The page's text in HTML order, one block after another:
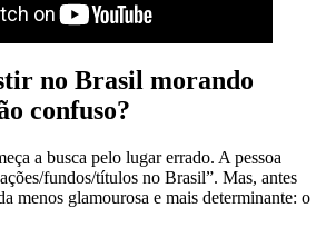
no Brasil morando
confuso?
a busca pelo lugar errado. A pessoa
fundos/títulos no Brasil”. Mas, antes
menos glamourosa e mais determinante: o